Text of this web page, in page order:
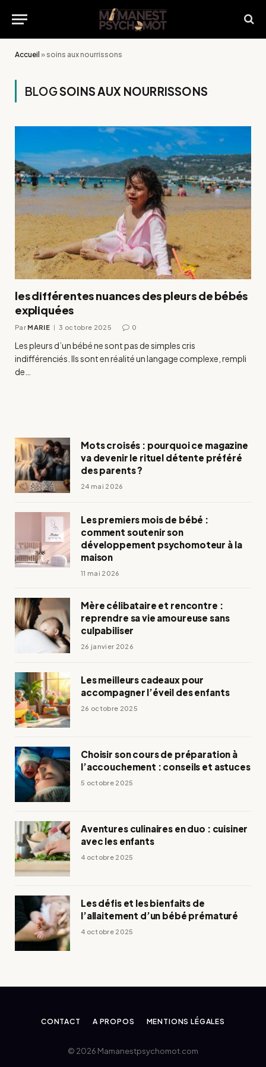
Accueil »soins aux nourrissons
BLOGSOINS AUX NOURRISSONS
les différentes nuances des pleurs de bébés
expliquées
Par MARIE 3 octobre 2025 0
Les pleurs d’un bébé ne sont pas de simples cris
indifférenciés. Ils sont en réalité un langage complexe, rempli
de…
Mots croisés : pourquoi ce magazine
va devenir le rituel détente préféré
des parents ?
24 mai 2026
Les premiers mois de bébé :
comment soutenir son
développement psychomoteur à la
maison
11 mai 2026
Mère célibataire et rencontre :
reprendre sa vie amoureuse sans
culpabiliser
26 janvier 2026
Les meilleurs cadeaux pour
accompagner l’éveil des enfants
26 octobre 2025
Choisir son cours de préparation à
l’accouchement : conseils et astuces
5 octobre 2025
Aventures culinaires en duo : cuisiner
avec les enfants
4 octobre 2025
Les défis et les bienfaits de
l’allaitement d’un bébé prématuré
4 octobre 2025
CONTACT A PROPOS MENTIONS LÉGALES
© 2026 Mamanestpsychomot.com